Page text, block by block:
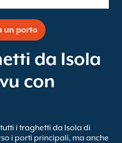
un porto
da Isola
con
i traghetti da Isola di
i porti principali, ma anche